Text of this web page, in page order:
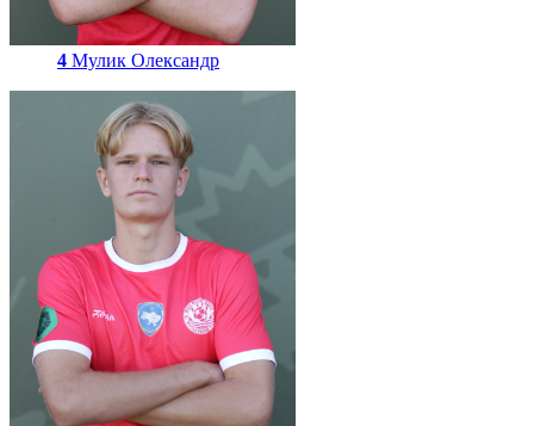
4 Мулик Олександр